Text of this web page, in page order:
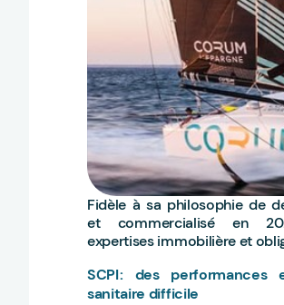
Fidèle à sa philosophie de
et commercialisé en
expertises immobilière et
SCPI : des
sanitaire difficile